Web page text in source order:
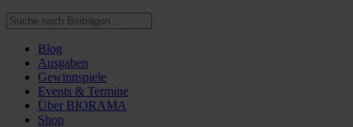
Blog
Ausgaben
Gewinnspiele
Events & Termine
Über BIORAMA
Shop